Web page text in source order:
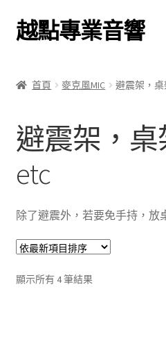
跳
至
覽
跳
至
要
越點專業音響
關於我們
我的帳號
結帳
購物車
首頁 麥克風MIC 避震架，
避震架，
etc
除了避震外，若要免手持，放
顯示所有 4 筆結果依